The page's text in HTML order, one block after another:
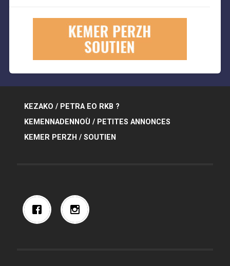
KEZAKO / PETRA EO RKB ?
KEMENNADENNOÙ / PETITES ANNONCES
KEMER PERZH / SOUTIEN